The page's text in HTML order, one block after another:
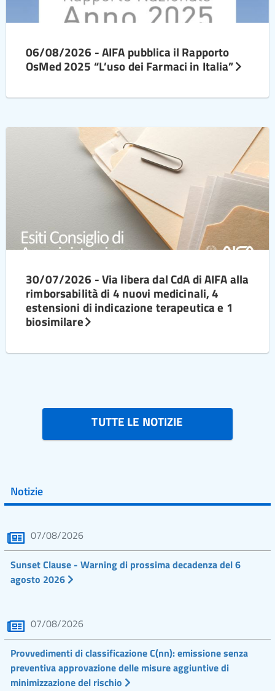
06/08/2026 - AIFA pubblica il Rapporto
OsMed 2025 “L’uso dei Farmaci in Italia”
30/07/2026 - Via libera dal CdA di AIFA alla
rimborsabilità di 4 nuovi medicinali, 4
estensioni di indicazione terapeutica e 1
biosimilare
TUTTE LE NOTIZIE
Notizie
07/08/2026
Sunset Clause - Warning di prossima decadenza del 6
agosto 2026
07/08/2026
Provvedimenti di classificazione C(nn): emissione senza
preventiva approvazione delle misure aggiuntive di
minimizzazione del rischio